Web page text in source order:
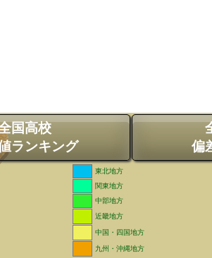
国高校
ランキング
偏
東北地方
関東地方
中部地方
近畿地方
中国・四国地方
九州・沖縄地方